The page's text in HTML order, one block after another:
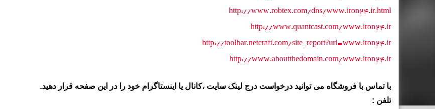
http://www.robtex.com/dns/www.iron24.ir.html
http://www.quantcast.com/www.iron24.ir
http://toolbar.netcraft.com/site_report?url=www.iron24.ir
http://www.aboutthedomain.com/www.iron24.ir
با تماس با فروشگاه می توانید درخواست درج لینک سایت ،کانال یا اینستاگرام خود را در این صفحه قرار دهید.
تلفن :